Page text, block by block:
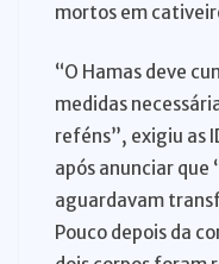
mortos em
“O Hamas deve
medidas
reféns”, exigiu as
após anunciar que
aguardavam
Pouco depois da